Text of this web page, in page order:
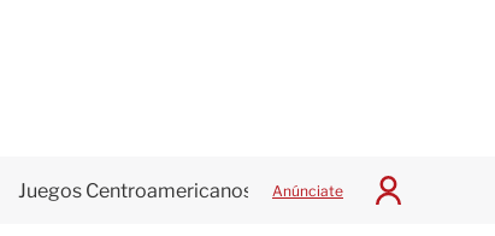
Juegos Centroamericanos Anúnciate
I